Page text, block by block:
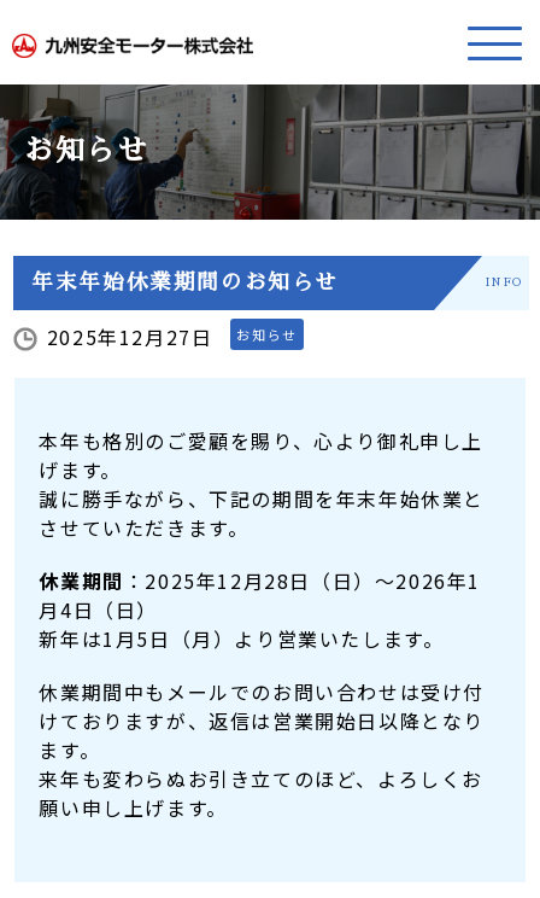
お知らせ
年末年始休業期間のお知らせ INFO
2025年12月27日 お知らせ
本年も格別のご愛顧を賜り、心より御礼申し上
げます。
誠に勝手ながら、下記の期間を年末年始休業と
させていただきます。
休業期間 ：2025年12月28日（日）～2026年1
月4日（日）
新年は1月5日（月）より営業いたします。
休業期間中もメールでのお問い合わせは受け付
けておりますが、返信は営業開始日以降となり
ます。
来年も変わらぬお引き立てのほど、よろしくお
願い申し上げます。